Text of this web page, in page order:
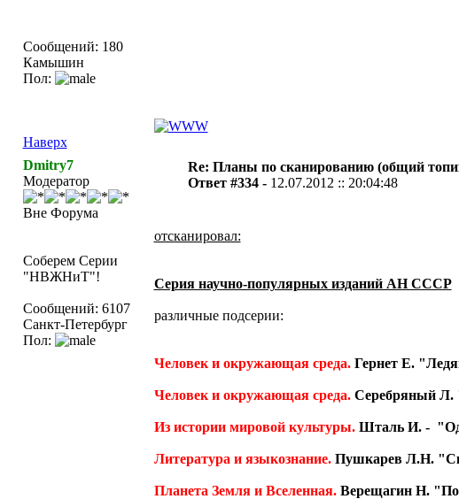
Сообщений: 180
Камышин
Пол:
Наверх
Dmitry7
Модератор
Вне Форума
Соберем Серии
"НВЖНиТ"!
Сообщений: 6107
Санкт-Петербург
Пол:
Re: Планы по сканированию (общий
Ответ #334 - 12.07.2012 :: 20:04:48
отсканировал:
Серия научно-популярных изданий АН СССР
различные подсерии:
Человек и окружающая среда.Гернет Е.
Человек и окружающая среда.Серебряный Л.
Из истории мировой культуры.Шталь И. -
Литература и языкознание.Пушкарев Л.Н.
Планета Земля и Вселенная. Верещагин Н.